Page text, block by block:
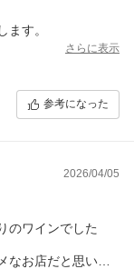
す。
さらに表示
参考になった
2026/04/05
のワインでした
お店だと思いま